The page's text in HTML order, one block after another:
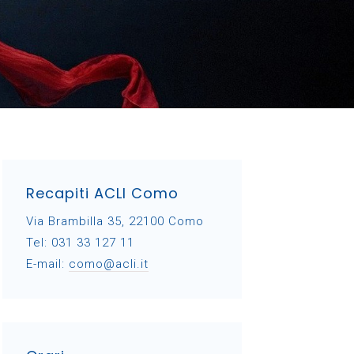
Recapiti ACLI Como
Via Brambilla 35, 22100 Como
Tel: 031 33 127 11
E-mail: como@acli.it